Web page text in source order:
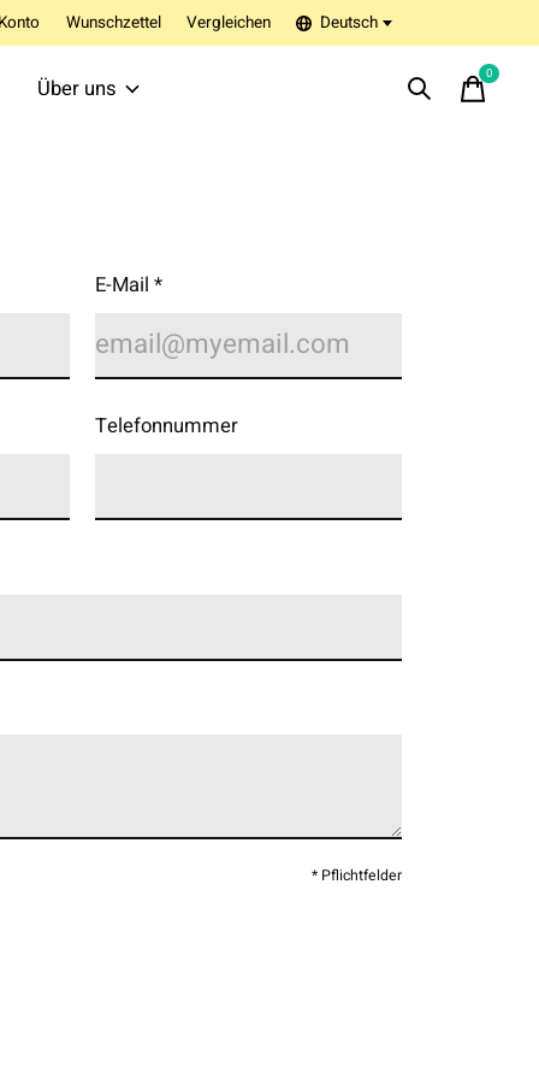
Wunschzettel Vergleichen Deutsch
Über uns
0items
E-Mail*
Telefonnummer
* Pflichtfelder